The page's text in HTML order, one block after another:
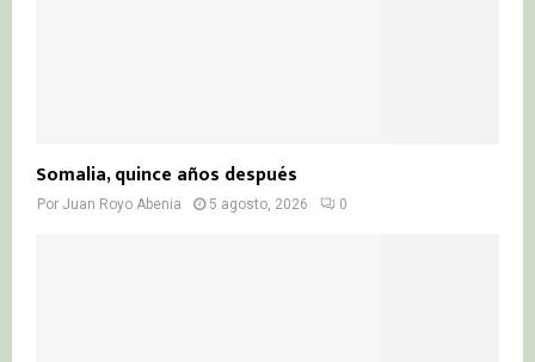
Somalia, quince años después
Por Juan Royo Abenia 5 agosto, 2026 0